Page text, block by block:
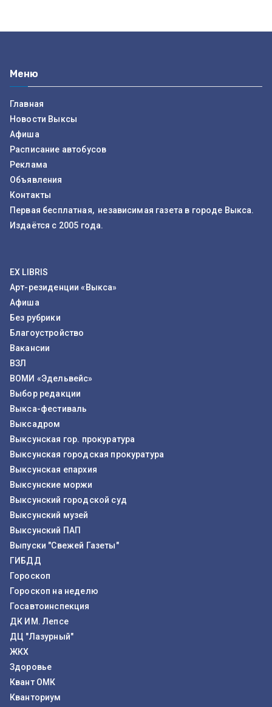
Меню
Главная
Новости Выксы
Афиша
Расписание автобусов
Реклама
Объявления
Контакты
Первая бесплатная, независимая газета в городе Выкса.
Издаётся с 2005 года.
EX LIBRIS
Арт-резиденции «Выкса»
Афиша
Без рубрики
Благоустройство
Вакансии
ВЗЛ
ВОМИ «Эдельвейс»
Выбор редакции
Выкса-фестиваль
Выксадром
Выксунская гор. прокуратура
Выксунская городская прокуратура
Выксунская епархия
Выксунские моржи
Выксунский городской суд
Выксунский музей
Выксунский ПАП
Выпуски "Свежей Газеты"
ГИБДД
Гороскоп
Гороскоп на неделю
Госавтоинспекция
ДК ИМ. Лепсе
ДЦ "Лазурный"
ЖКХ
Здоровье
Квант ОМК
Кванториум